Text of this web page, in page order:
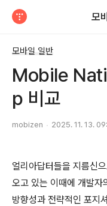
모
모바일 일반
Mobile
p 비교
mobizen 2025. 11. 13.
얼리아답터들을 지름신
오고 있는 이때에 개발
방향성과 전략적인 포지